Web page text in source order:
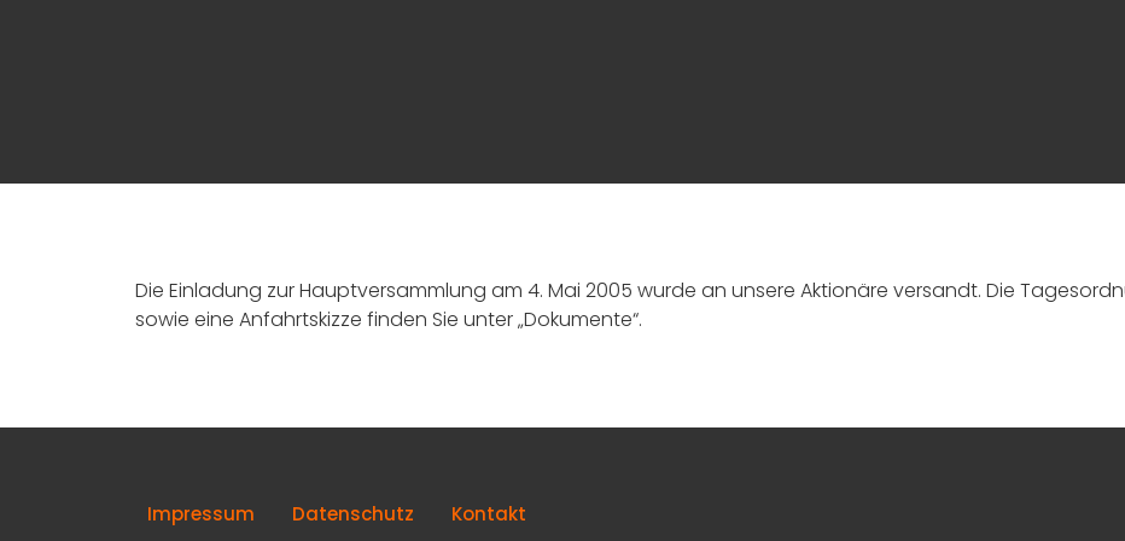
Die Einladung zur Hauptversammlung am 4. Mai 2005 wurde an unsere Aktionäre versandt. Die
sowie eine Anfahrtskizze finden Sie unter „Dokumente“.
Impressum Datenschutz Kontakt